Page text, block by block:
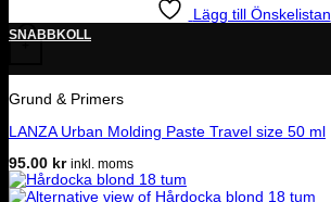
Lägg till Önskelistan
+
SNABBKOLL
Grund & Primers
LANZA Urban Molding Paste Travel size 50 ml
95.00 kr inkl. moms